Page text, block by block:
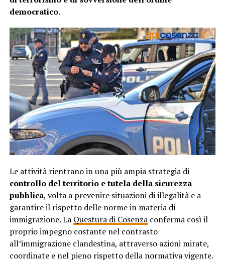
democratico.
Le attività rientrano in una più ampia strategia di
controllo del territorio e tutela della sicurezza
pubblica, volta a prevenire situazioni di illegalità e a
garantire il rispetto delle norme in materia di
immigrazione. La Questura di Cosenzaconferma così il
proprio impegno costante nel contrasto
all’immigrazione clandestina, attraverso azioni mirate,
coordinate e nel pieno rispetto della normativa vigente.